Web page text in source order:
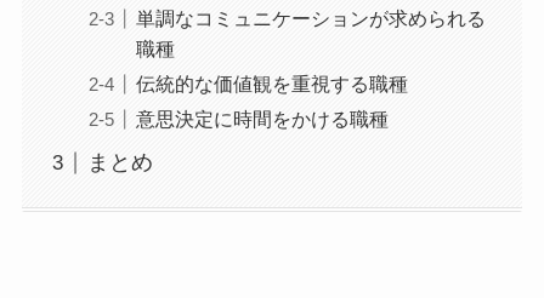
単調なコミュニケーションが求められる
職種
伝統的な価値観を重視する職種
意思決定に時間をかける職種
まとめ